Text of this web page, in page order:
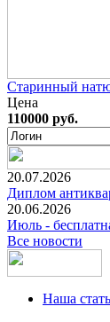
Старинный
Цена
110000 руб.
20.07.2026
Диплом
20.06.2026
Июль -
Все новости
Наша